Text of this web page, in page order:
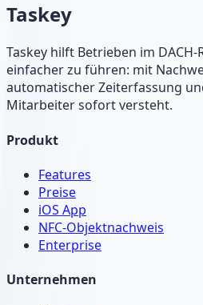
Taskey
Taskey hilft Betrieben im
einfacher zu führen: mit
automatischer Zeiterfassung
Mitarbeiter sofort versteht.
Produkt
Features
Preise
iOS App
NFC-Objektnachweis
Enterprise
Unternehmen